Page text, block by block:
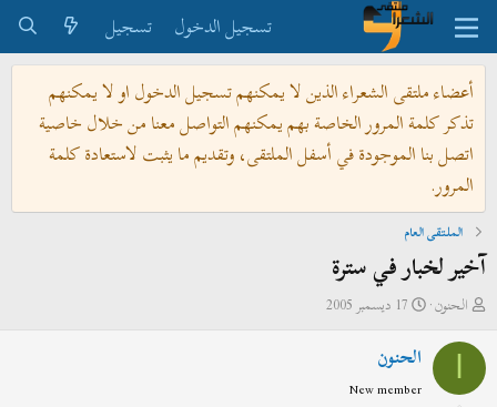
تسجيل الدخول
تسجيل
أعضاء ملتقى الشعراء الذين لا يمكنهم تسجيل الدخول او لا يمكنهم
تذكر كلمة المرور الخاصة بهم يمكنهم التواصل معنا من خلال خاصية
اتصل بنا الموجودة في أسفل الملتقى، وتقديم ما يثبت لاستعادة كلمة
المرور.
الملتقى العام
آخير لخبار في سترة
ب
ئ
الحنون
ت
ر
17 ديسمبر 2005
الحنون
New member